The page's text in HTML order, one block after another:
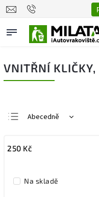
VNITŘNÍ KLIČKY,
Abecedně
Nejdražší
250 Kč
Na skladě